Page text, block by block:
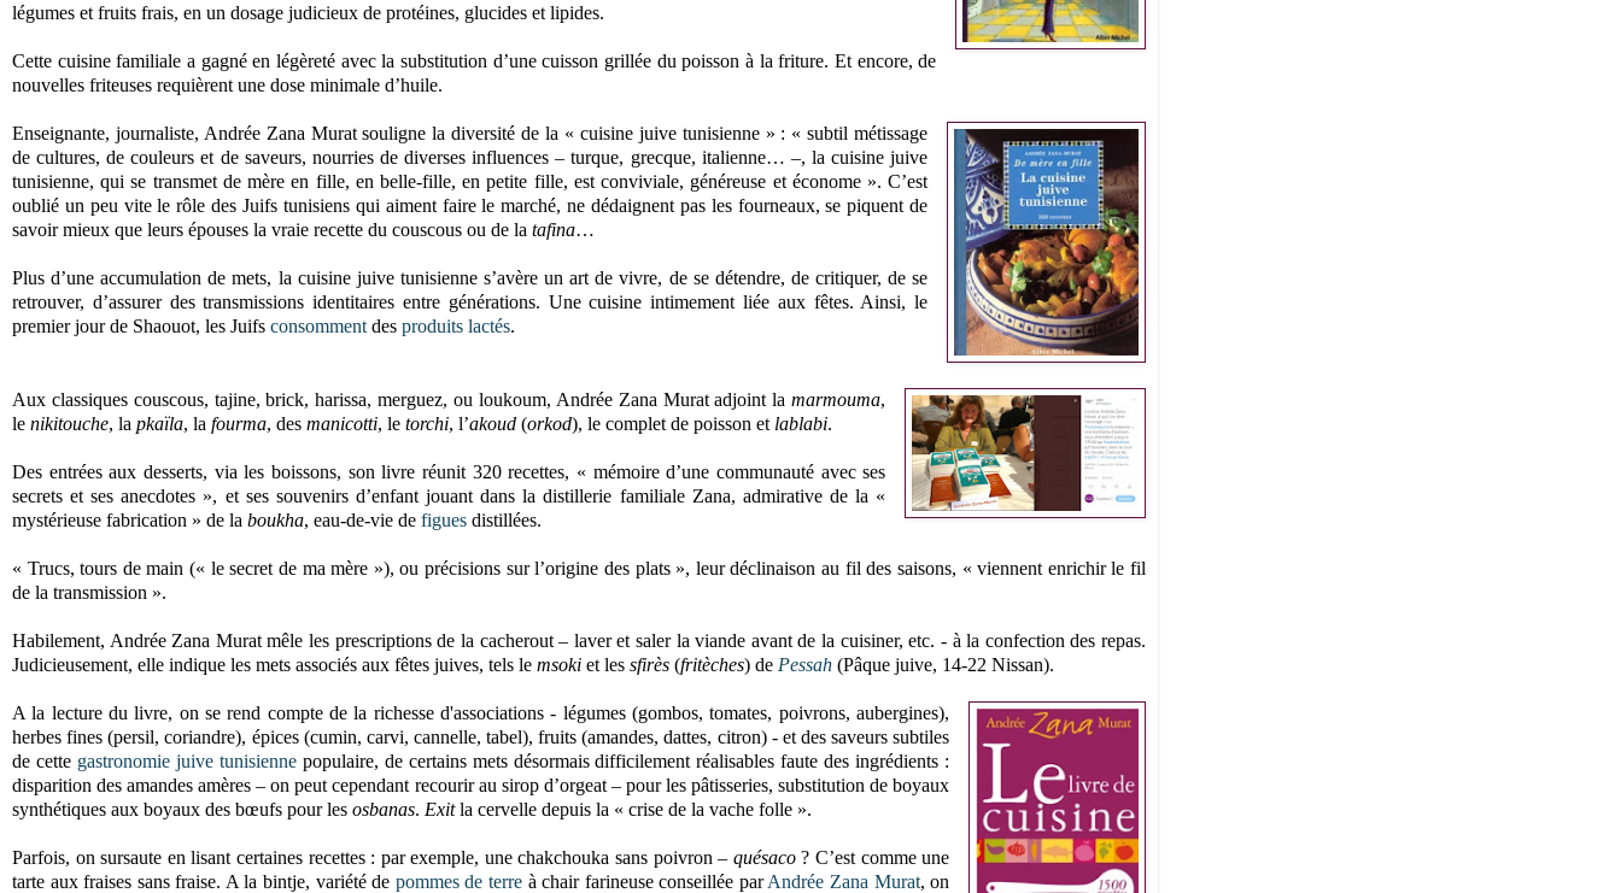
légumes et fruits frais, en un dosage judicieux de protéines, glucides et lipides.
Cette cuisine familiale a gagné en légèreté avec la substitution d’une cuisson grillée du poisson à la friture. Et encore, de
nouvelles friteuses requièrent une dose minimale d’huile.
Enseignante, journaliste, Andrée Zana Murat souligne la diversité de la « cuisine juive tunisienne » : « subtil métissage
de cultures, de couleurs et de saveurs, nourries de diverses influences – turque, grecque, italienne… –, la cuisine juive
tunisienne, qui se transmet de mère en fille, en belle-fille, en petite fille, est conviviale, généreuse et économe ». C’est
oublié un peu vite le rôle des Juifs tunisiens qui aiment faire le marché, ne dédaignent pas les fourneaux, se piquent de
savoir mieux que leurs épouses la vraie recette du couscous ou de la tafina…
Plus d’une accumulation de mets, la cuisine juive tunisienne s’avère un art de vivre, de se détendre, de critiquer, de se
retrouver, d’assurer des transmissions identitaires entre générations. Une cuisine intimement liée aux fêtes. Ainsi, le
premier jour de Shaouot, les Juifs consomment des produits lactés.
Aux classiques couscous, tajine, brick, harissa, merguez, ou loukoum, Andrée Zana Murat adjoint lamarmouma,
le nikitouche, la pkaïla, la fourma, des manicotti, le torchi, l’akoud (orkod), le complet de poisson et lablabi.
Des entrées aux desserts, via les boissons, son livre réunit 320 recettes, « mémoire d’une communauté avec ses
secrets et ses anecdotes », et ses souvenirs d’enfant jouant dans la distillerie familiale Zana, admirative de la «
mystérieuse fabrication » de la boukha, eau-de-vie de figues distillées.
« Trucs, tours de main (« le secret de ma mère »), ou précisions sur l’origine des plats », leur déclinaison au fil des saisons, « viennent enrichir le fil
de la transmission ».
Habilement, Andrée Zana Murat mêle les prescriptions de la cacherout – laver et saler la viande avant de la cuisiner, etc. - à la confection des repas.
Judicieusement, elle indique les mets associés aux fêtes juives, tels le msoki et les sfirès (fritèches) de Pessah (Pâque juive, 14-22 Nissan).
A la lecture du livre, on se rend compte de la richesse d'associations - légumes (gombos, tomates, poivrons, aubergines),
herbes fines (persil, coriandre), épices (cumin, carvi, cannelle, tabel), fruits (amandes, dattes, citron) - et des saveurs subtiles
de cette gastronomie juive tunisiennepopulaire, de certains mets désormais difficilement réalisables faute des ingrédients :
disparition des amandes amères – on peut cependant recourir au sirop d’orgeat – pour les pâtisseries, substitution de boyaux
synthétiques aux boyaux des bœufs pour les osbanas. Exitla cervelle depuis la « crise de la vache folle ».
Parfois, on sursaute en lisant certaines recettes : par exemple, une chakchouka sans poivron – quésaco? C’est comme une
tarte aux fraises sans fraise. A la bintje, variété de pommes de terreà chair farineuse conseillée parAndrée Zana Murat, on